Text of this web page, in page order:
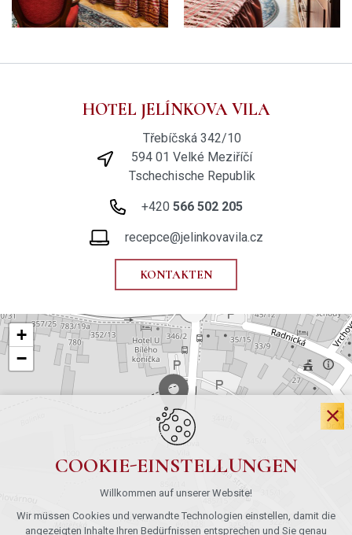
HOTEL JELÍNKOVA VILA
Třebíčská 342/10
594 01 Velké Meziříčí
Tschechische Republik
+420 566 502 205
recepce@jelinkovavila.cz
KONTAKTEN
+
−
COOKIE-EINSTELLUNGEN
Willkommen auf unserer Website!
Wir müssen Cookies und verwandte Technologien einstellen, damit die
angezeigten Inhalte Ihren Bedürfnissen entsprechen und Sie genau